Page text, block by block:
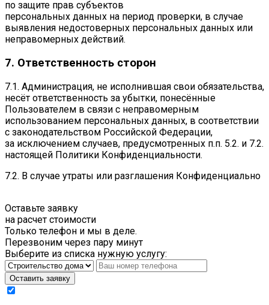
по защите прав субъектов
персональных данных на период проверки, в случае
выявления недостоверных персональных данных или
неправомерных действий.
7. Ответственность сторон
7.1. Администрация, не исполнившая свои обязательства,
несёт ответственность за убытки, понесённые
Пользователем в связи с неправомерным
использованием персональных данных, в соответствии
с законодательством Российской Федерации,
за исключением случаев, предусмотренных п.п. 5.2. и 7.2.
настоящей Политики Конфиденциальности.
7.2. В случае утраты или разглашения Конфиденциально
Оставьте заявку
на расчет стоимости
Только телефон и мы в деле.
Перезвоним через пару минут
Выберите из списка нужную услугу:
Оставить заявку